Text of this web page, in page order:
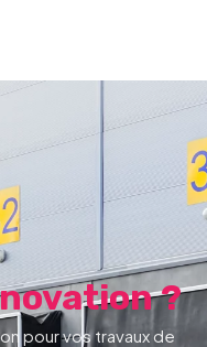
?
pour vos travaux de